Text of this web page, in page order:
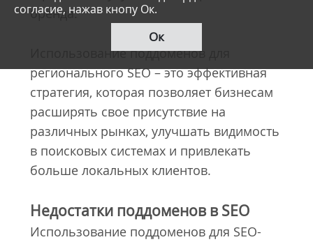
бренда.
Использование поддоменов для
регионального SEO – это эффективная
стратегия, которая позволяет бизнесам
расширять свое присутствие на
различных рынках, улучшать видимость
в поисковых системах и привлекать
больше локальных клиентов.
Недостатки поддоменов в SEO
Использование поддоменов для SEO-
согласие, нажав кнопу Ок.
Ок